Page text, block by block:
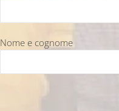
Nome e cognome